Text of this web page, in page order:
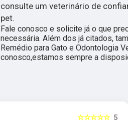
consulte um veterinário de
pet.
Fale conosco e solicite já o que
necessária. Além dos já citados,
Remédio para Gato e Odontologia
conosco,estamos sempre a
5
☆☆☆☆☆